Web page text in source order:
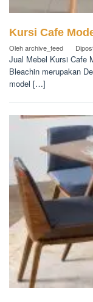
Kursi Cafe
Oleharchive_feed
Jual Mebel Kursi Cafe
Bleachin merupakan
model […]